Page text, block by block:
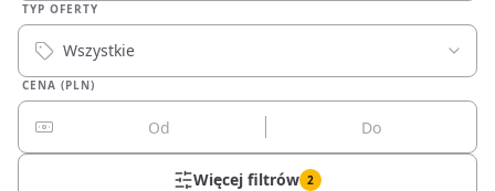
TYP OFERTY
Wszystkie
CENA (PLN)
Więcej filtrów 2